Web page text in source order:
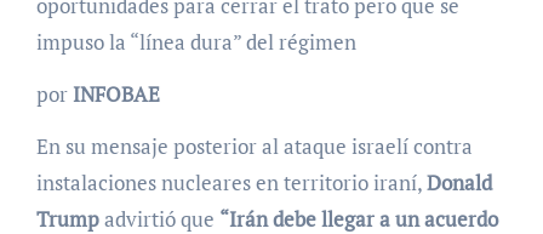
impuso la “línea dura” del régimen
porINFOBAE
En su mensaje posterior al ataque israelí contra
instalaciones nucleares en territorio iraní,Donald
Trumpadvirtió que “Irán debe llegar a un acuerdo